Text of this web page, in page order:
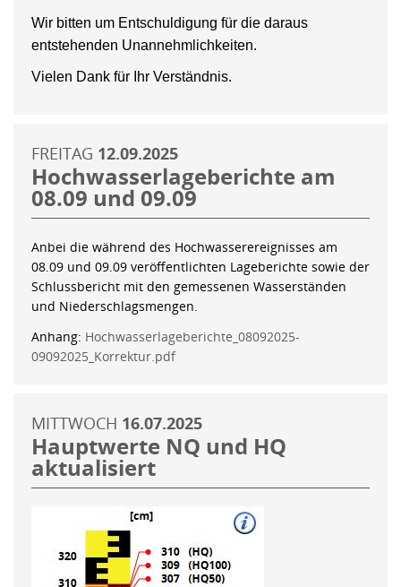
Wir bitten um Entschuldigung für die daraus
entstehenden Unannehmlichkeiten.
Vielen Dank für Ihr Verständnis.
FREITAG 12.09.2025
Hochwasserlageberichte am
08.09 und 09.09
Anbei die während des Hochwasserereignisses am
08.09 und 09.09 veröffentlichten Lageberichte sowie der
Schlussbericht mit den gemessenen Wasserständen
und Niederschlagsmengen.
Anhang: Hochwasserlageberichte_08092025-
09092025_Korrektur.pdf
MITTWOCH 16.07.2025
Hauptwerte NQ und HQ
aktualisiert